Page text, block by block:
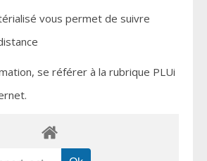
vous permet de suivre
se référer à la rubrique PLUi